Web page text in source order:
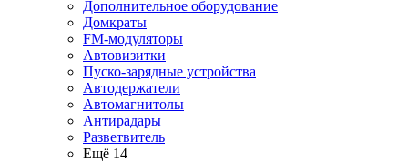
Дополнительное оборудование
Домкраты
FM-модуляторы
Автовизитки
Пуско-зарядные устройства
Автодержатели
Автомагнитолы
Антирадары
Разветвитель
Ещё 14